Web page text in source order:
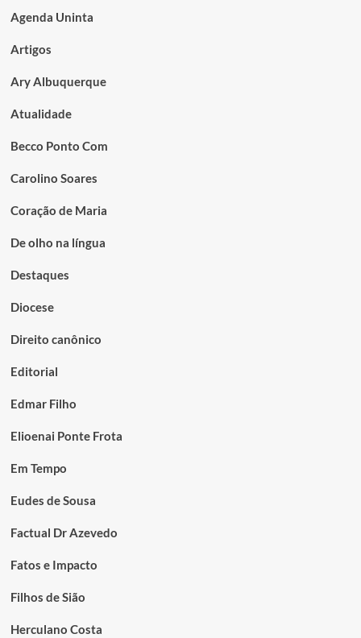
Agenda Uninta
Artigos
Ary Albuquerque
Atualidade
Becco Ponto Com
Carolino Soares
Coração de Maria
De olho na língua
Destaques
Diocese
Direito canônico
Editorial
Edmar Filho
Elioenai Ponte Frota
Em Tempo
Eudes de Sousa
Factual Dr Azevedo
Fatos e Impacto
Filhos de Sião
Herculano Costa